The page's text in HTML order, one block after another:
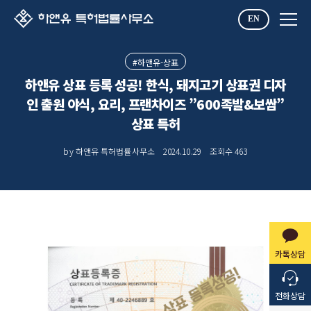
EN
카톡상담
전화상담
#하앤유-상표
하앤유 상표 등록 성공! 한식, 돼지고기 상표권 디자
인 출원 야식, 요리, 프랜차이즈 ”600족발&보쌈”
상표 특허
by 하앤유 특허법률사무소 2024.10.29 조회수463